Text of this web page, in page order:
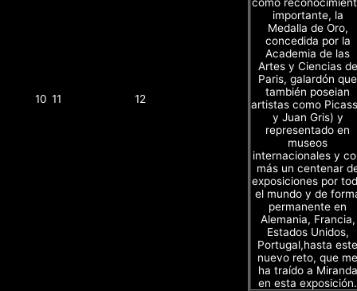
10 11 12
como
importante, la
Medalla de Oro,
concedida por la
Academia de las
Artes y Ciencias de
Paris, galardón que
también poseian
artistas como
y Juan Gris) y
representado en
museos
internacionales y
más un centenar
exposiciones por
el mundo y de
permanente en
Alemania, Francia,
Estados Unidos,
Portugal,hasta este
nuevo reto, que me
ha traído a Miranda
en esta exposición.